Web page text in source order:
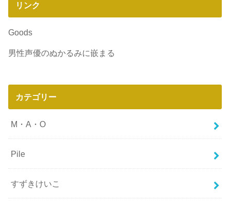
リンク
Goods
男性声優のぬかるみに嵌まる
カテゴリー
M・A・O
Pile
すずきけいこ